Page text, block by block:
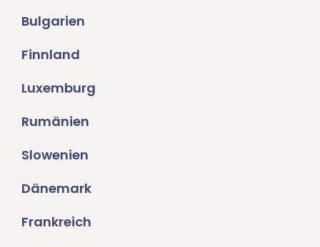
Bulgarien
Finnland
Luxemburg
Rumänien
Slowenien
Dänemark
Frankreich